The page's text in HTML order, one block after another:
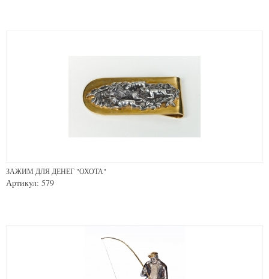
ЗАЖИМ ДЛЯ ДЕНЕГ "ОХОТА"
Артикул: 579